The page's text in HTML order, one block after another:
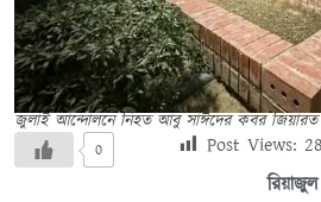
জুলাই আন্দোলনে নিহত আবু সাঈদের কবর জিয়ারত
0 Post Views: